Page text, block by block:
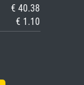
€ 40.38
€ 1.10